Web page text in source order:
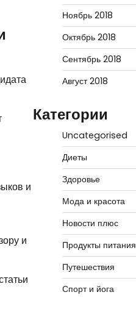
и
и
Ноябрь 2018
Октябрь 2018
Сентябрь 2018
Август 2018
Категории
Uncategorised
Диеты
Здоровье
Мода и красота
Новости плюс
Продукты питания
Путешествия
Спорт и йога